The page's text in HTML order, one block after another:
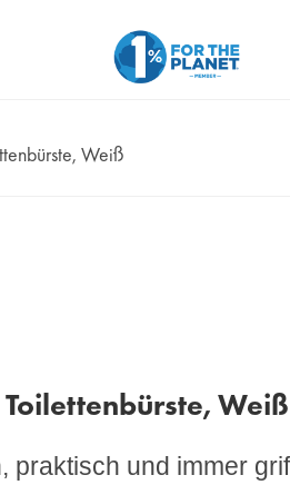
Weiß
Weiß
praktisch und immer